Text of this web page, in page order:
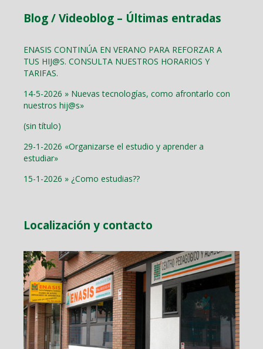
Blog / Videoblog – Últimas entradas
ENASIS CONTINÚA EN VERANO PARA REFORZAR A
TUS HIJ@S. CONSULTA NUESTROS HORARIOS Y
TARIFAS.
14-5-2026 » Nuevas tecnologías, como afrontarlo con
nuestros hij@s»
(sin título)
29-1-2026 «Organizarse el estudio y aprender a
estudiar»
15-1-2026 » ¿Como estudias??
Localización y contacto